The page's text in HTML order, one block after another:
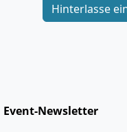
Hinterlasse
Event-Newsletter